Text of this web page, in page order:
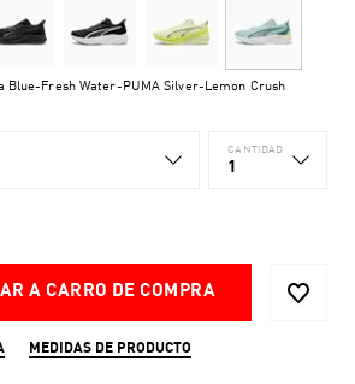
Blue-Fresh Water-PUMA Silver-Lemon Crush
CANTIDAD
1
A CARRO DE COMPRA
MEDIDAS DE PRODUCTO